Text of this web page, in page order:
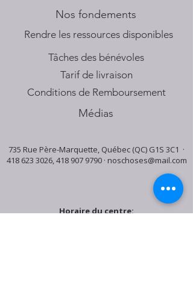
Nos fondements
​Rendre les ressources disponibles
Tâches des bénévoles
Tarif de livraison
Conditions de Remboursement
Médias
735 Rue Père-Marquette, Québec (QC) G1S 3C1 ·
418 623 3026,418 907 9790· noschoses@mail.com
Horaire du centre: